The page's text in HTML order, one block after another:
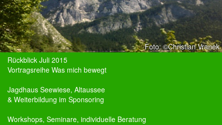
Foto: ©Christian Vranek
Rückblick Juli 2015
Vortragsreihe Was mich bewegt
Jagdhaus Seewiese, Altaussee
& Weiterbildung im Sponsoring
Workshops, Seminare, individuelle Beratung